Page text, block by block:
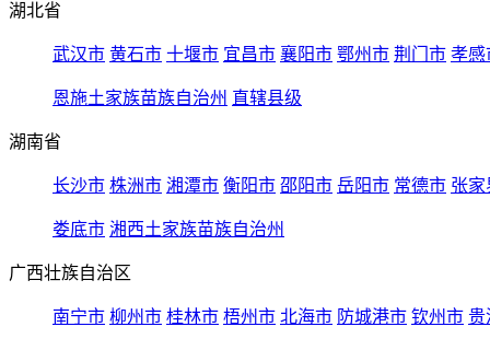
湖北省
武汉市 黄石市 十堰市 宜昌市 襄阳市 鄂州市 荆门市 孝感
恩施土家族苗族自治州 直辖县级
湖南省
长沙市 株洲市 湘潭市 衡阳市 邵阳市 岳阳市 常德市 张家
娄底市 湘西土家族苗族自治州
广西壮族自治区
南宁市 柳州市 桂林市 梧州市 北海市 防城港市 钦州市 贵